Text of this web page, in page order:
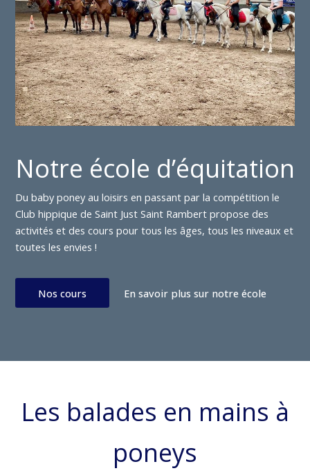
Notre école d’équitation
Du baby poney au loisirs en passant par la compétition le
Club hippique de Saint Just Saint Rambert propose des
activités et des cours pour tous les âges, tous les niveaux et
toutes les envies !
Nos cours En savoir plus sur notre école
Les balades en mains à
poneys